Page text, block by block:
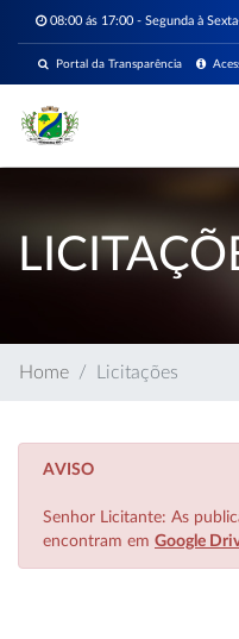
08:00 ás 17:00 - Segunda à
Portal da Transparência
Home Licitações
AVISO
Senhor Licitante: As
encontram em Google